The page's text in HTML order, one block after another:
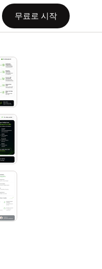
무료로 시작